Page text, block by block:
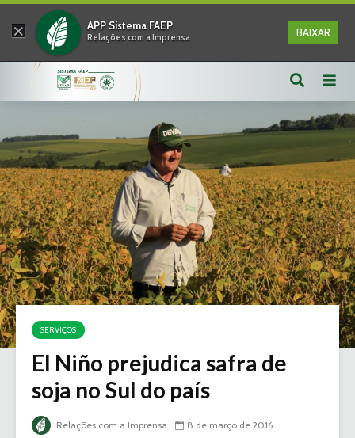
× APP Sistema FAEP
Relações com a Imprensa BAIXAR
SERVIÇOS
El Niño prejudica safra de
soja no Sul do país
Relações com a Imprensa
8 de março de 2016